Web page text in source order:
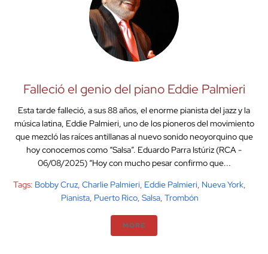
Falleció el genio del piano Eddie Palmieri
Esta tarde falleció, a sus 88 años, el enorme pianista del jazz y la
música latina, Eddie Palmieri, uno de los pioneros del movimiento
que mezcló las raíces antillanas al nuevo sonido neoyorquino que
hoy conocemos como “Salsa”. Eduardo Parra Istúriz (RCA -
06/08/2025) “Hoy con mucho pesar confirmo que...
Tags: Bobby Cruz, Charlie Palmieri, Eddie Palmieri, Nueva York,
Pianista, Puerto Rico, Salsa, Trombón
MORE